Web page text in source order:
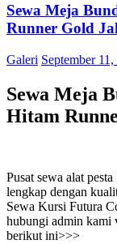
Sewa Meja
Runner Gold
Galeri September
Sewa Meja
Hitam
Pusat sewa alat
lengkap dengan
Sewa Kursi Futura
hubungi admin kami
berikut ini>>>